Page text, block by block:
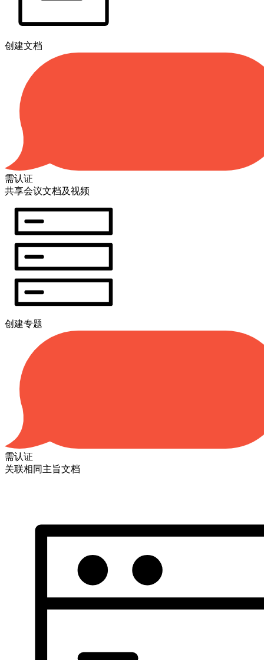
创建文档
需认证
共享会议文档及视频
创建专题
需认证
关联相同主旨文档